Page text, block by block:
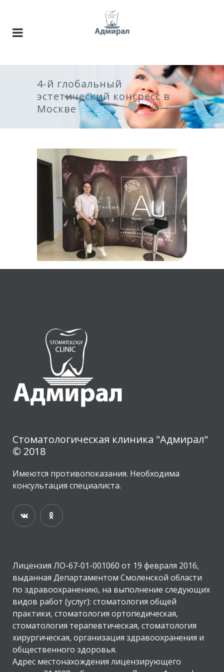
4-й глобальный
эстетический конгресс в
Москве
Стоматологическая клиника "Адмирал"
© 2018
Имеются противопоказания. Необходима
консультация специалиста.
Лицензия ЛО-67-01-001060 от 19 февраля 2016,
выданная Департаментом Смоленской области
по здравоохранению, на выполнение следующих
видов работ (услуг): стоматология общей
практики, стоматология ортопедическая,
стоматология терапевтическая, стоматология
хирургическая, организация здравоохранения и
общественного здоровья.
Адрес местонахождения лицензирующего